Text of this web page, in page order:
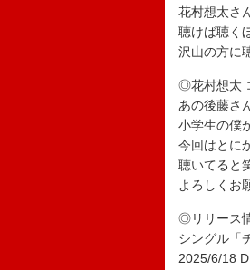
花村想太さ
聴けば聴く
沢山の方に
◎花村想太
あの後藤さ
小学生の僕
今回はとに
聴いてると
よろしくお
◎リリース
シングル「
2025/6/18